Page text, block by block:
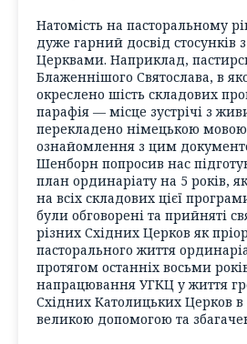
Натомість на пасторальному
дуже гарний досвід
Церквами. Наприклад,
Блаженнішого Святослава, в
окреслено шість складових
парафія — місце зустрічі з
перекладено німецькою
ознайомлення з цим
Шенборн попросив нас
план ординаріату на 5 років,
на всіх складових цієї
були обговорені та прийняті
різних Східних Церков як
пасторального життя
протягом останніх восьми
напрацювання УГКЦ у життя
Східних Католицьких Церков в
великою допомогою та